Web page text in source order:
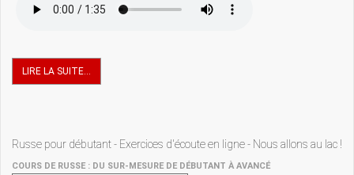
LIRE LA SUITE...
Russe pour débutant - Exercices d'écoute en ligne - Nous allons au lac !
COURS DE RUSSE : DU SUR-MESURE DE DÉBUTANT À AVANCÉ